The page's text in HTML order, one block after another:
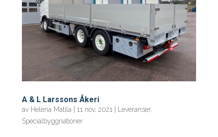
A & L Larssons Åkeri
av Helena Matila 11 nov, 2021 Leveranser,
Specialbyggnationer